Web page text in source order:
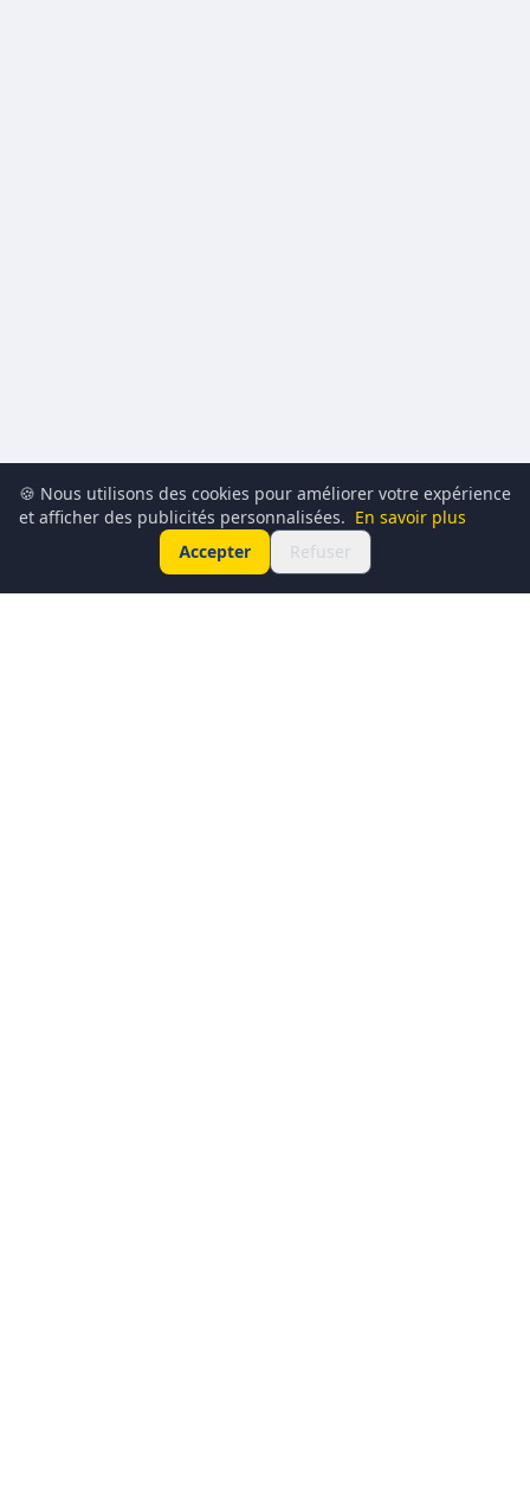
🍪 Nous utilisons des cookies pour améliorer votre expérience
et afficher des publicités personnalisées. En savoir plus
Accepter
Refuser